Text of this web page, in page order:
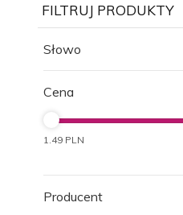
FILTRUJ PRODUKTY
Słowo
Cena
1.49 PLN
Producent